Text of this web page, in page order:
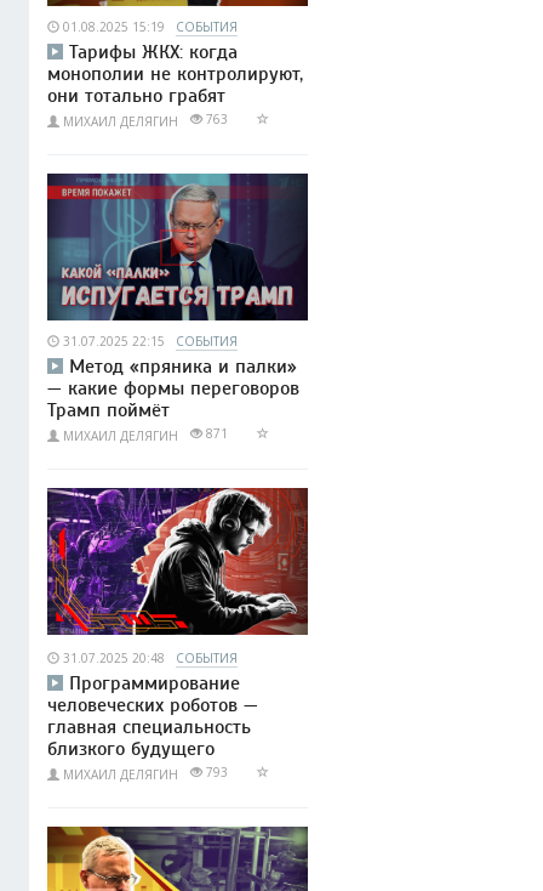
01.08.2025 15:19 СОБЫТИЯ
Тарифы ЖКХ: когда
монополии не контролируют,
они тотально грабят
МИХАИЛ ДЕЛЯГИН 763
31.07.2025 22:15 СОБЫТИЯ
Метод «пряника и палки»
— какие формы переговоров
Трамп поймёт
МИХАИЛ ДЕЛЯГИН 871
31.07.2025 20:48 СОБЫТИЯ
Программирование
человеческих роботов —
главная специальность
близкого будущего
МИХАИЛ ДЕЛЯГИН 793